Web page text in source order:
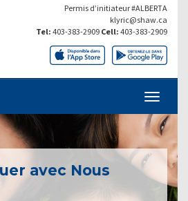
Permis d’initiateur #ALBERTA
klyric@shaw.ca
Tel: 403-383-2909 Cell: 403-383-2909
avec Nous